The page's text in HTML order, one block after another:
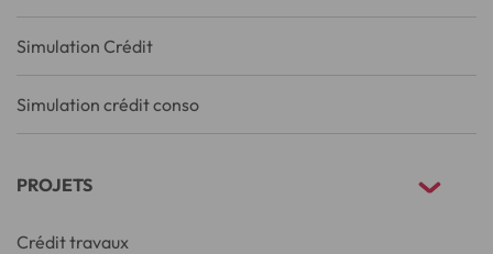
Simulation Crédit
Simulation crédit conso
PROJETS
Crédit travaux